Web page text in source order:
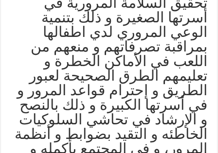
الصغيرة و ذلك بتنمية
المروري لدي اطفالها
تصرفاتهم و منعهم من
في الأماكن الخطرة و
الطرق الصحيحة لعبور
و إحترام قواعد المرور و
أسرتها الكبيرة و ذلك بالنصح
الإرشاد في تحاشي السلوكيات
و التقيد بضوابط و أنظمة
و في المجتمع بأكمله و